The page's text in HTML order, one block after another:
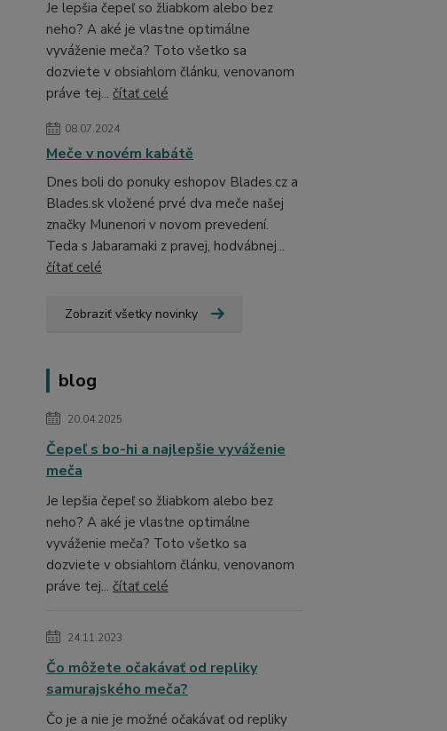
Je lepšia čepeľ so žliabkom alebo bez
neho? A aké je vlastne optimálne
vyváženie meča? Toto všetko sa
dozviete v obsiahlom článku, venovanom
práve tej... čítať celé
08.07.2024
Meče v novém kabátě
Dnes boli do ponuky eshopov Blades.cz a
Blades.sk vložené prvé dva meče našej
značky Munenori v novom prevedení.
Teda s Jabaramaki z pravej, hodvábnej...
čítať celé
Zobraziť všetky novinky
blog
20.04.2025
Čepeľ s bo-hi a najlepšie vyváženie
meča
Je lepšia čepeľ so žliabkom alebo bez
neho? A aké je vlastne optimálne
vyváženie meča? Toto všetko sa
dozviete v obsiahlom článku, venovanom
práve tej... čítať celé
24.11.2023
Čo môžete očakávať od repliky
samurajského meča?
Čo je a nie je možné očakávať od repliky